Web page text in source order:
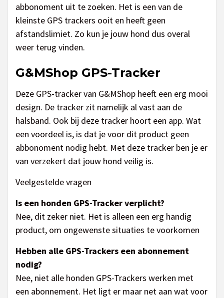
abbonoment uit te zoeken. Het is een van de
kleinste GPS trackers ooit en heeft geen
afstandslimiet. Zo kun je jouw hond dus overal
weer terug vinden.
G&MShop GPS-Tracker
Deze GPS-tracker van G&MShop heeft een erg mooi
design. De tracker zit namelijk al vast aan de
halsband. Ook bij deze tracker hoort een app. Wat
een voordeel is, is dat je voor dit product geen
abbonoment nodig hebt. Met deze tracker ben je er
van verzekert dat jouw hond veilig is.
Veelgestelde vragen
Is een honden GPS-Tracker verplicht?
Nee, dit zeker niet. Het is alleen een erg handig
product, om ongewenste situaties te voorkomen
Hebben alle GPS-Trackers een abonnement
nodig?
Nee, niet alle honden GPS-Trackers werken met
een abonnement. Het ligt er maar net aan wat voor